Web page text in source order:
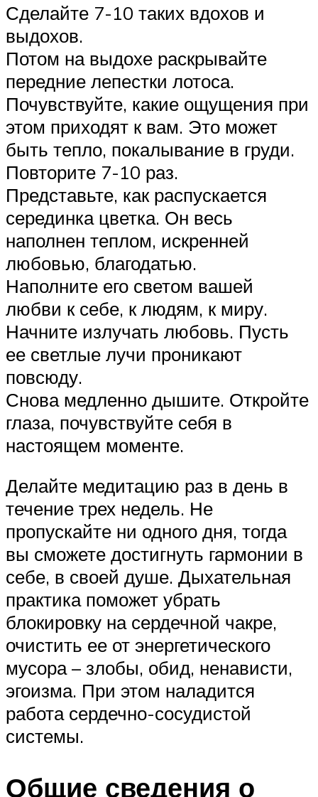
Сделайте 7-10 таких вдохов и
выдохов.
Потом на выдохе раскрывайте
передние лепестки лотоса.
Почувствуйте, какие ощущения при
этом приходят к вам. Это может
быть тепло, покалывание в груди.
Повторите 7-10 раз.
Представьте, как распускается
серединка цветка. Он весь
наполнен теплом, искренней
любовью, благодатью.
Наполните его светом вашей
любви к себе, к людям, к миру.
Начните излучать любовь. Пусть
ее светлые лучи проникают
повсюду.
Снова медленно дышите. Откройте
глаза, почувствуйте себя в
настоящем моменте.
Делайте медитацию раз в день в
течение трех недель. Не
пропускайте ни одного дня, тогда
вы сможете достигнуть гармонии в
себе, в своей душе. Дыхательная
практика поможет убрать
блокировку на сердечной чакре,
очистить ее от энергетического
мусора – злобы, обид, ненависти,
эгоизма. При этом наладится
работа сердечно-сосудистой
системы.
Общие сведения о